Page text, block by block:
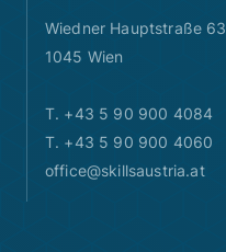
Wiedner Hauptstraße 63
1045 Wien
T. +43 5 90 900 4084
T. +43 5 90 900 4060
office@skillsaustria.at